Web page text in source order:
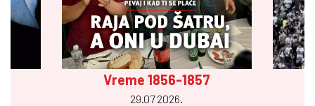
Vreme 1856-1857
29.07 2026.